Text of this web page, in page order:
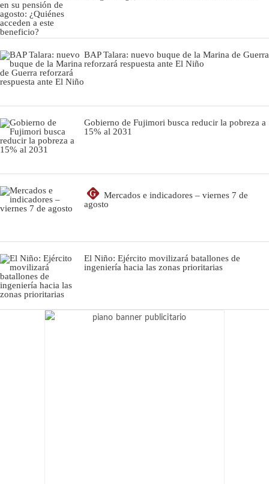
BAP Talara: nuevo buque de la Marina de Guerra
reforzará respuesta ante El Niño
Gobierno de Fujimori busca reducir la pobreza a
15% al 2031
G
Mercados e indicadores – viernes 7 de
agosto
El Niño: Ejército movilizará batallones de
ingeniería hacia las zonas prioritarias